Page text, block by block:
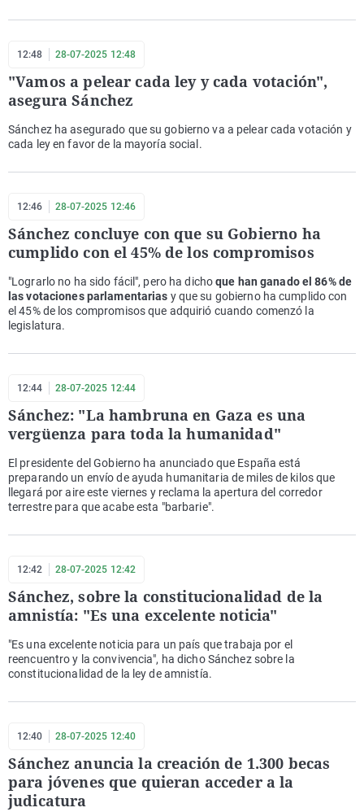
12:48 28-07-2025 12:48
"Vamos a pelear cada ley y cada votación",
asegura Sánchez
Sánchez ha asegurado que su gobierno va a pelear cada votación y
cada ley en favor de la mayoría social.
12:46 28-07-2025 12:46
Sánchez concluye con que su Gobierno ha
cumplido con el 45% de los compromisos
"Lograrlo no ha sido fácil", pero ha dichoque han ganado el 86% de
las votaciones parlamentarias y que su gobierno ha cumplido con
el 45% de los compromisos que adquirió cuando comenzó la
legislatura.
12:44 28-07-2025 12:44
Sánchez: "La hambruna en Gaza es una
vergüenza para toda la humanidad"
El presidente del Gobierno ha anunciado que España está
preparando un envío de ayuda humanitaria de miles de kilos que
llegará por aire este viernes y reclama la apertura del corredor
terrestre para que acabe esta "barbarie".
12:42 28-07-2025 12:42
Sánchez, sobre la constitucionalidad de la
amnistía: "Es una excelente noticia"
"Es una excelente noticia para un país que trabaja por el
reencuentro y la convivencia", ha dicho Sánchez sobre la
constitucionalidad de la ley de amnistía.
12:40 28-07-2025 12:40
Sánchez anuncia la creación de 1.300 becas
para jóvenes que quieran acceder a la
judicatura